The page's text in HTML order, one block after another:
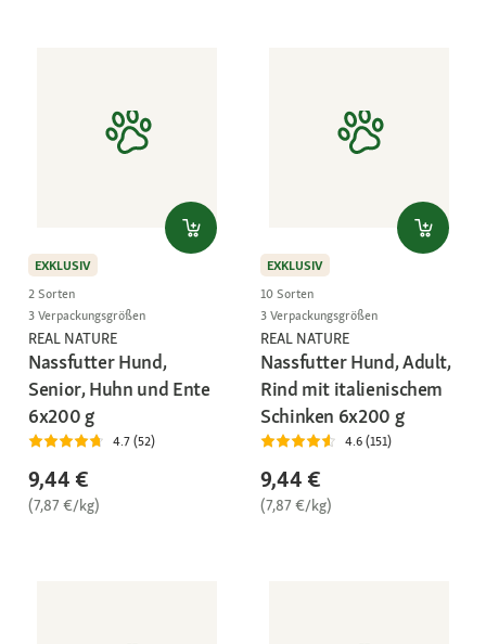
EXKLUSIV
2 Sorten
3 Verpackungsgrößen
REAL NATURE
Nassfutter Hund,
Senior, Huhn und Ente
6x200 g
4.7 (52)
9,44 €
(7,87 €/kg)
EXKLUSIV
10 Sorten
3 Verpackungsgrößen
REAL NATURE
Nassfutter Hund, Adult,
Rind mit italienischem
Schinken 6x200 g
4.6 (151)
9,44 €
(7,87 €/kg)